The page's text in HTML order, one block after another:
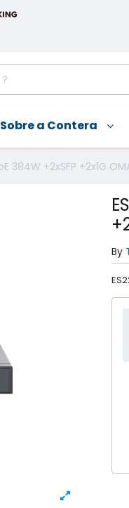
Sobre a Contera
384W +2xSFP +2x1G
By